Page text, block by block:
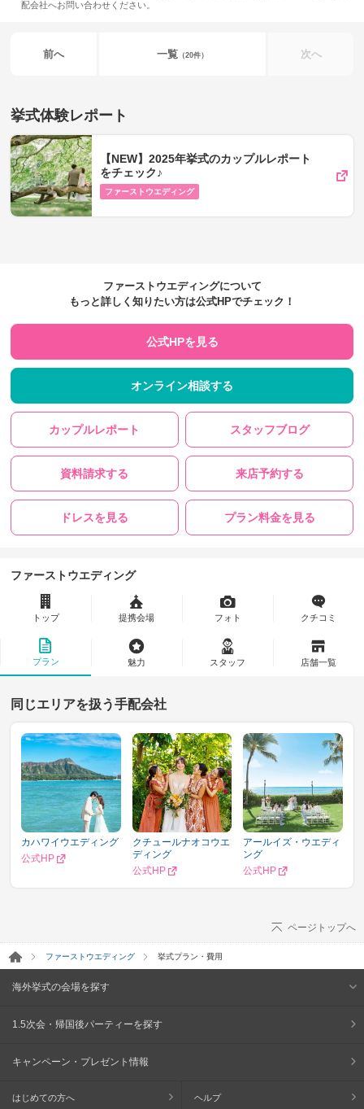
配会社へお問い合わせください。
前へ 一覧 （20件） 次へ
挙式体験レポート
【NEW】2025年挙式のカップルレポート
をチェック♪
ファーストウエディング
ファーストウエディングについて
もっと詳しく知りたい方は公式HPでチェック！
公式HPを見る
オンライン相談する
カップルレポート スタッフブログ
資料請求する 来店予約する
ドレスを見る プラン料金を見る
ファーストウエディング
トップ 提携会場 フォト クチコミ
プラン 魅力 スタッフ 店舗一覧
同じエリアを扱う手配会社
カハワイウエディング
公式HP
クチュールナオコウエ
ディング
公式HP
アールイズ・ウエディ
ング
公式HP
ページトップへ
ファーストウエディング 挙式プラン・費用
海外挙式の会場を探す
1.5次会・帰国後パーティーを探す
キャンペーン・プレゼント情報
はじめての方へ ヘルプ